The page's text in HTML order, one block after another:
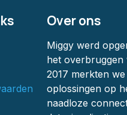
Over ons
Miggy werd
het overbruggen
2017 merkten
oplossingen op
naadloze